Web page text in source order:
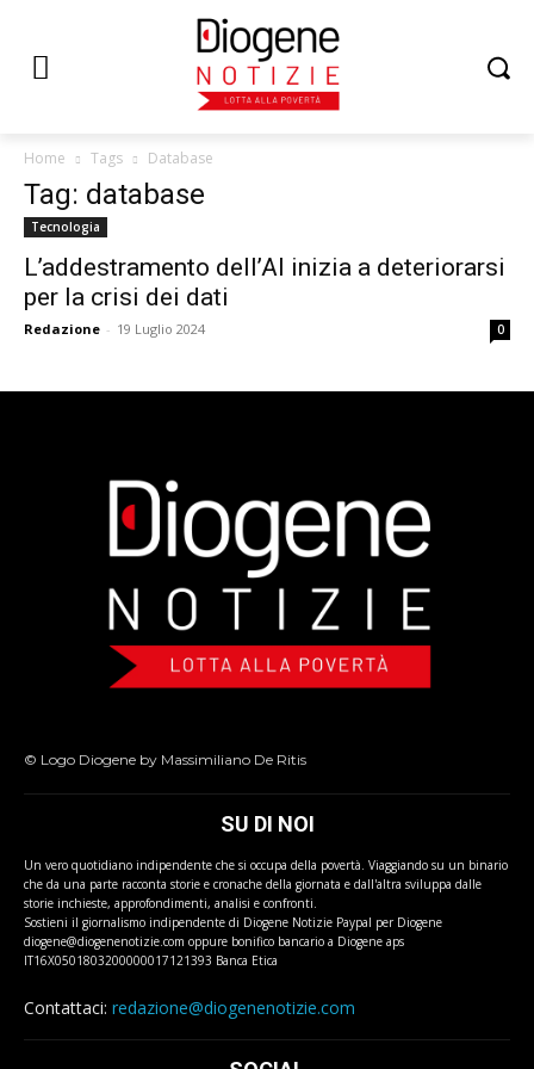
Home Tags Database
Tag: database
Tecnologia
L’addestramento dell’AI inizia a deteriorarsi
per la crisi dei dati
Redazione - 19 Luglio 2024 0
© Logo Diogene by Massimiliano De Ritis
SU DI NOI
Un vero quotidiano indipendente che si occupa della povertà. Viaggiando su un binario
che da una parte racconta storie e cronache della giornata e dall'altra sviluppa dalle
storie inchieste, approfondimenti, analisi e confronti.
Sostieni il giornalismo indipendente di Diogene Notizie Paypal per Diogene
diogene@diogenenotizie.com oppure bonifico bancario a Diogene aps
IT16X0501803200000017121393 Banca Etica
Contattaci: redazione@diogenenotizie.com